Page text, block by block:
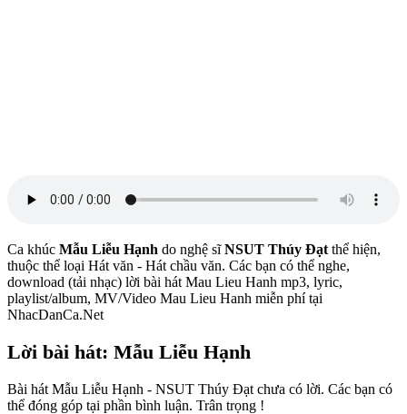
Ca khúc Mẫu Liễu Hạnh do nghệ sĩNSUT Thúy Đạtthể hiện,
thuộc thể loại Hát văn - Hát chầu văn. Các bạn có thể nghe,
download (tải nhạc) lời bài hát Mau Lieu Hanh mp3, lyric,
playlist/album, MV/Video Mau Lieu Hanh miễn phí tại
NhacDanCa.Net
Lời bài hát: Mẫu Liễu Hạnh
Bài hát Mẫu Liễu Hạnh - NSUT Thúy Đạt chưa có lời. Các bạn có
thể đóng góp tại phần bình luận. Trân trọng !